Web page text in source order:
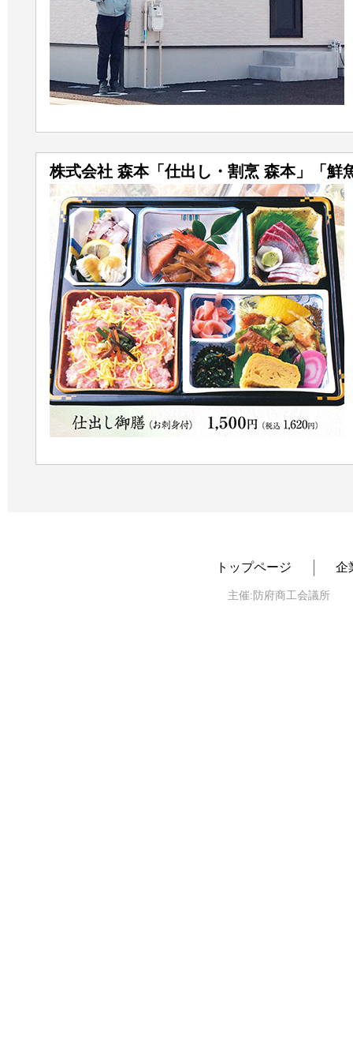
株式会社 森本「仕出し・割烹 森本」「鮮
トップページ 企
主催:防府商工会議所